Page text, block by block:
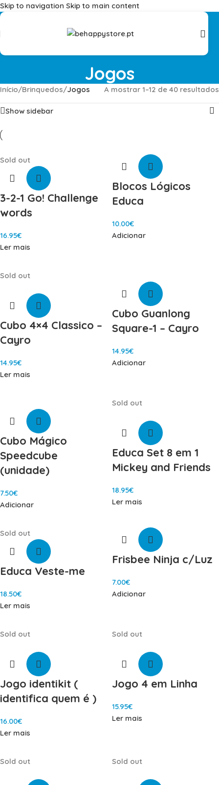
Skip to navigation Skip to main content
Portes Grátis em compras > 75 euros (Portugal Continental) |
Envios para compras internacionais!
Jogos
Início/Brinquedos/Jogos A mostrar 1–12 de 40 resultados
Show sidebar
Sold out
3-2-1 Go! Challenge
words
16.95€
Ler mais
Blocos Lógicos
Educa
10.00€
Adicionar
Sold out
Cubo 4×4 Classico –
Cayro
14.95€
Ler mais
Cubo Guanlong
Square-1 – Cayro
14.95€
Adicionar
Cubo Mágico
Speedcube
(unidade)
7.50€
Adicionar
Sold out
Educa Set 8 em 1
Mickey and Friends
18.95€
Ler mais
Sold out
Educa Veste-me
18.50€
Ler mais
Frisbee Ninja c/Luz
7.00€
Adicionar
Sold out
Jogo identikit (
identifica quem é )
16.00€
Ler mais
Sold out
Jogo 4 em Linha
15.95€
Ler mais
Sold out Sold out